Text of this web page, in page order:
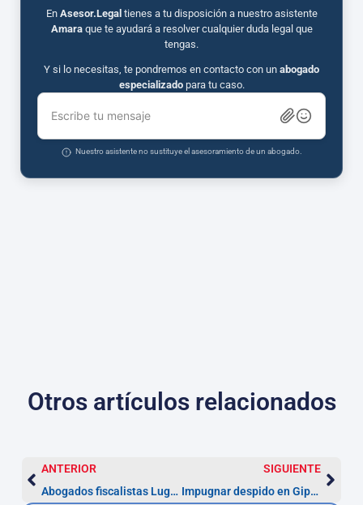
En Asesor.Legal tienes a tu disposición a nuestro asistente
Amaraque te ayudará a resolver cualquier duda legal que
tengas.
Y si lo necesitas, te pondremos en contacto con un abogado
especializadopara tu caso.
Escribe tu mensaje
Nuestro asistente no sustituye el asesoramiento de un abogado.
Otros artículos relacionados
ANTERIOR
Abogados fiscalistas Lugo: prescripción 4 años y pasos
SIGUIENTE
Impugnar despido en Gipuzkoa: pasos y plazo de 20 días